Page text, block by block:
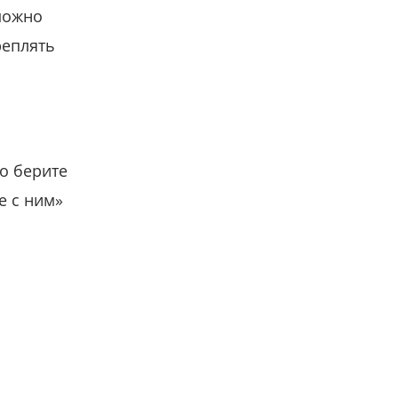
берите
с ним»